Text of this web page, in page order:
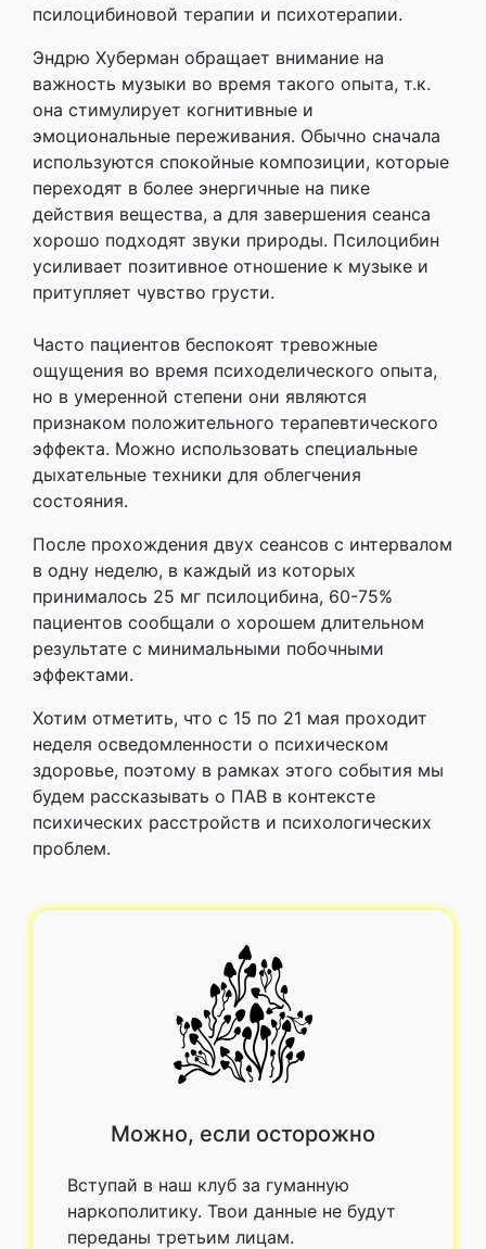
псилоцибиновой терапии и психотерапии.
Эндрю Хуберман обращает внимание на
важность музыки во время такого опыта, т.к.
она стимулирует когнитивные и
эмоциональные переживания. Обычно сначала
используются спокойные композиции, которые
переходят в более энергичные на пике
действия вещества, а для завершения сеанса
хорошо подходят звуки природы. Псилоцибин
усиливает позитивное отношение к музыке и
притупляет чувство грусти.
Часто пациентов беспокоят тревожные
ощущения во время психоделического опыта,
но в умеренной степени они являются
признаком положительного терапевтического
эффекта. Можно использовать специальные
дыхательные техники для облегчения
состояния.
После прохождения двух сеансов с интервалом
в одну неделю, в каждый из которых
принималось 25 мг псилоцибина, 60-75%
пациентов сообщали о хорошем длительном
результате с минимальными побочными
эффектами.
Хотим отметить, что с 15 по 21 мая проходит
неделя осведомленности о психическом
здоровье, поэтому в рамках этого события мы
будем рассказывать о ПАВ в контексте
психических расстройств и психологических
проблем.
Можно, если осторожно
Вступай в наш клуб за гуманную
наркополитику. Твои данные не будут
переданы третьим лицам.